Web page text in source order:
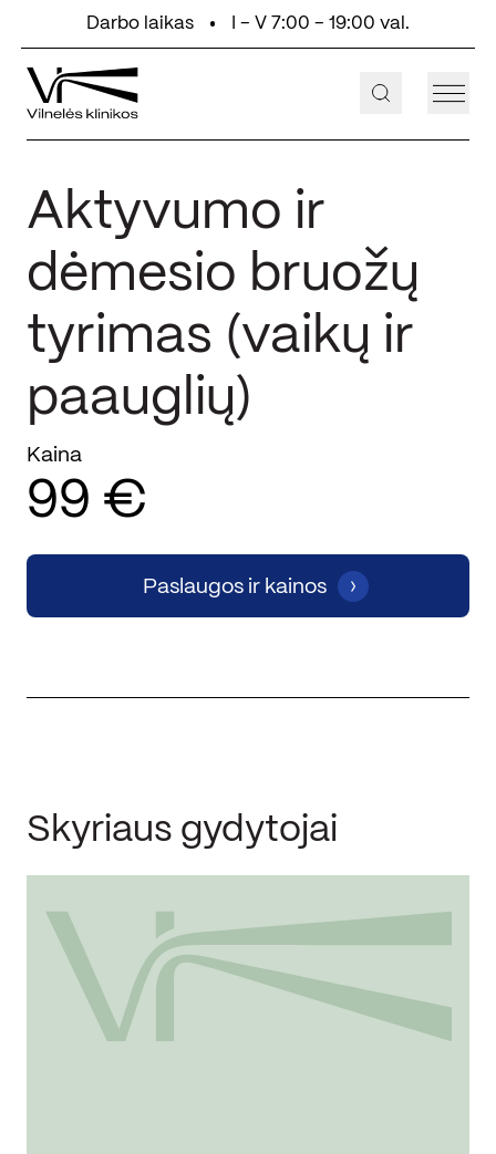
Eiti prie turinioDarbo laikas I - V 7:00 - 19:00 val.
+370 647 55 000
Aktyvumo ir
dėmesio bruožų
tyrimas (vaikų ir
paauglių)
Kaina
99 €
Paslaugos ir kainos
Skyriaus gydytojai